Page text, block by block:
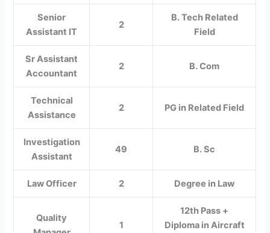
Senior
Assistant IT
2
B. Tech Related
Field
Sr Assistant
Accountant
2 B. Com
Technical
Assistance
2 PG in Related Field
Investigation
Assistant
49 B. Sc
Law Officer 2 Degree in Law
Quality
1
12th Pass +
Diploma in Aircraft